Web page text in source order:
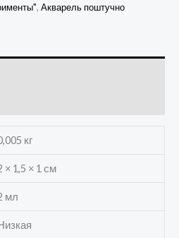
, Акварель поштучно
кг
× 1,5 × 1 см
мл